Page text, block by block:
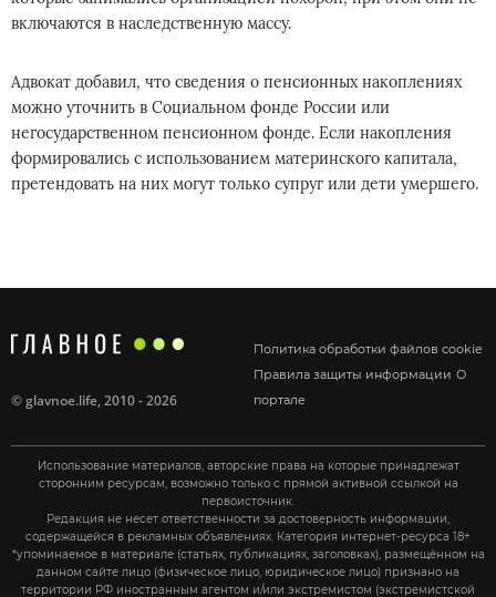
включаются в наследственную массу.
Адвокат добавил, что сведения о пенсионных накоплениях
можно уточнить в Социальном фонде России или
негосударственном пенсионном фонде. Если накопления
формировались с использованием материнского капитала,
претендовать на них могут только супруг или дети умершего.
Политика обработки файлов cookie
Правила защиты информации О
портале
©glavnoe.life, 2010 - 2026
Использование материалов, авторские права на которые принадлежат
сторонним ресурсам, возможно только с прямой активной ссылкой на
первоисточник.
Редакция не несет ответственности за достоверность информации,
содержащейся в рекламных объявлениях. Категория интернет-ресурса 18+
*упоминаемое в материале (статьях, публикациях, заголовках), размещённом на
данном сайте лицо (физическое лицо, юридическое лицо) признано на
территории РФ иностранным агентом и/или экстремистом (экстремистской